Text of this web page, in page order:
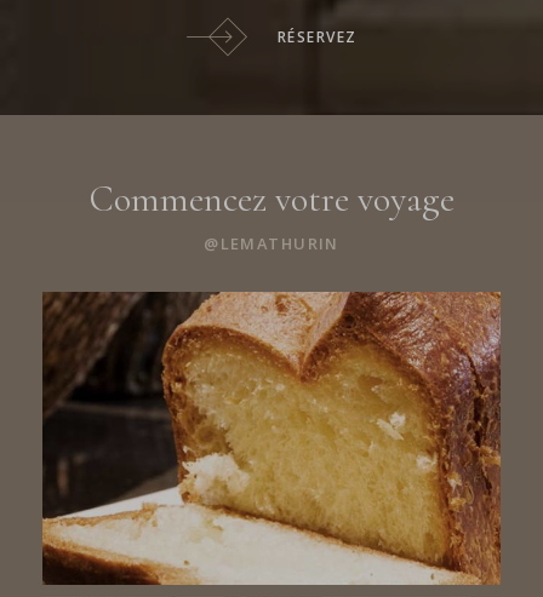
RÉSERVEZ
Commencez votre voyage
@LEMATHURIN